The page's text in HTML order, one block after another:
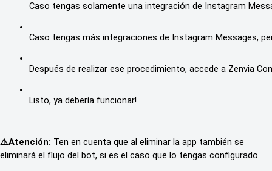
Caso tengas solamente una integración de Instagram
Caso tengas más integraciones de Instagram Messages,
Después de realizar ese procedimiento, accede a Zenvia
Listo, ya debería funcionar!
⚠️Atención: Ten en cuenta que al eliminar la app también se
eliminará el flujo del bot, si es el caso que lo tengas configurado.